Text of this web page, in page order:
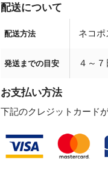
配送について
配送方法 ネコポ
発送までの目安 ４～
お支払い方法
下記のクレジットカード